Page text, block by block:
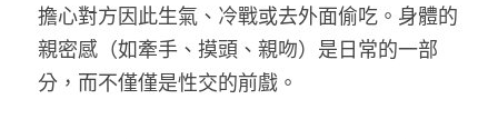
擔心對方因此生氣、冷戰或去外面偷吃。身體的
親密感（如牽手、摸頭、親吻）是日常的一部
分，而不僅僅是性交的前戲。